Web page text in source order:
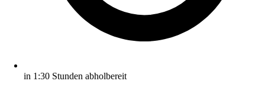
in 1:30 Stunden abholbereit